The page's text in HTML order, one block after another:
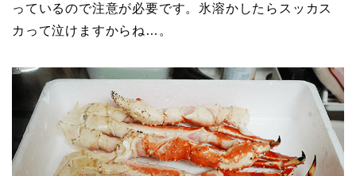
っているので注意が必要です。氷溶かしたらスッカス
カって泣けますからね…。